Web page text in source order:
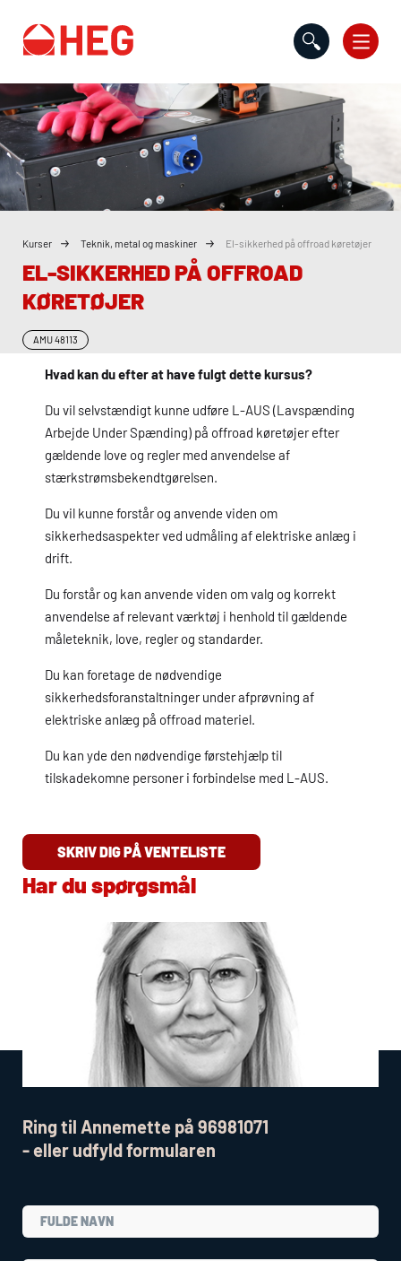
Kurser Teknik, metal og maskiner El-sikkerhed på offroad køretøjer
EL-SIKKERHED PÅ OFFROAD
KØRETØJER
AMU48113
Hvad kan du efter at have fulgt dette kursus?
Du vil selvstændigt kunne udføre L-AUS (Lavspænding
Arbejde Under Spænding) på offroad køretøjer efter
gældende love og regler med anvendelse af
stærkstrømsbekendtgørelsen.
Du vil kunne forstår og anvende viden om
sikkerhedsaspekter ved udmåling af elektriske anlæg i
drift.
Du forstår og kan anvende viden om valg og korrekt
anvendelse af relevant værktøj i henhold til gældende
måleteknik, love, regler og standarder.
Du kan foretage de nødvendige
sikkerhedsforanstaltninger under afprøvning af
elektriske anlæg på offroad materiel.
Du kan yde den nødvendige førstehjælp til
tilskadekomne personer i forbindelse med L-AUS.
SKRIV DIG PÅ VENTELISTE
Har du spørgsmål
Ring til Annemette på 96981071
- eller udfyld formularen